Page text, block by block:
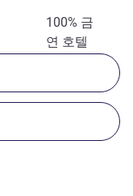
100% 금
연 호텔